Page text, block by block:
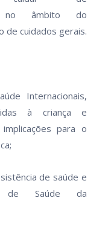
no âmbito do
de cuidados gerais.
Internacionais,
à criança e
para o
de saúde e
de Saúde da